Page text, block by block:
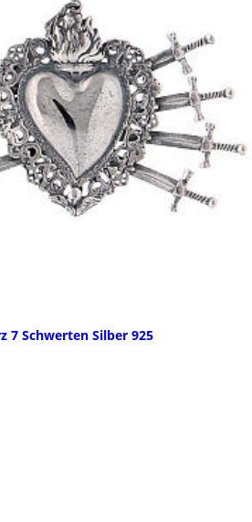
7 Schwerten Silber 925